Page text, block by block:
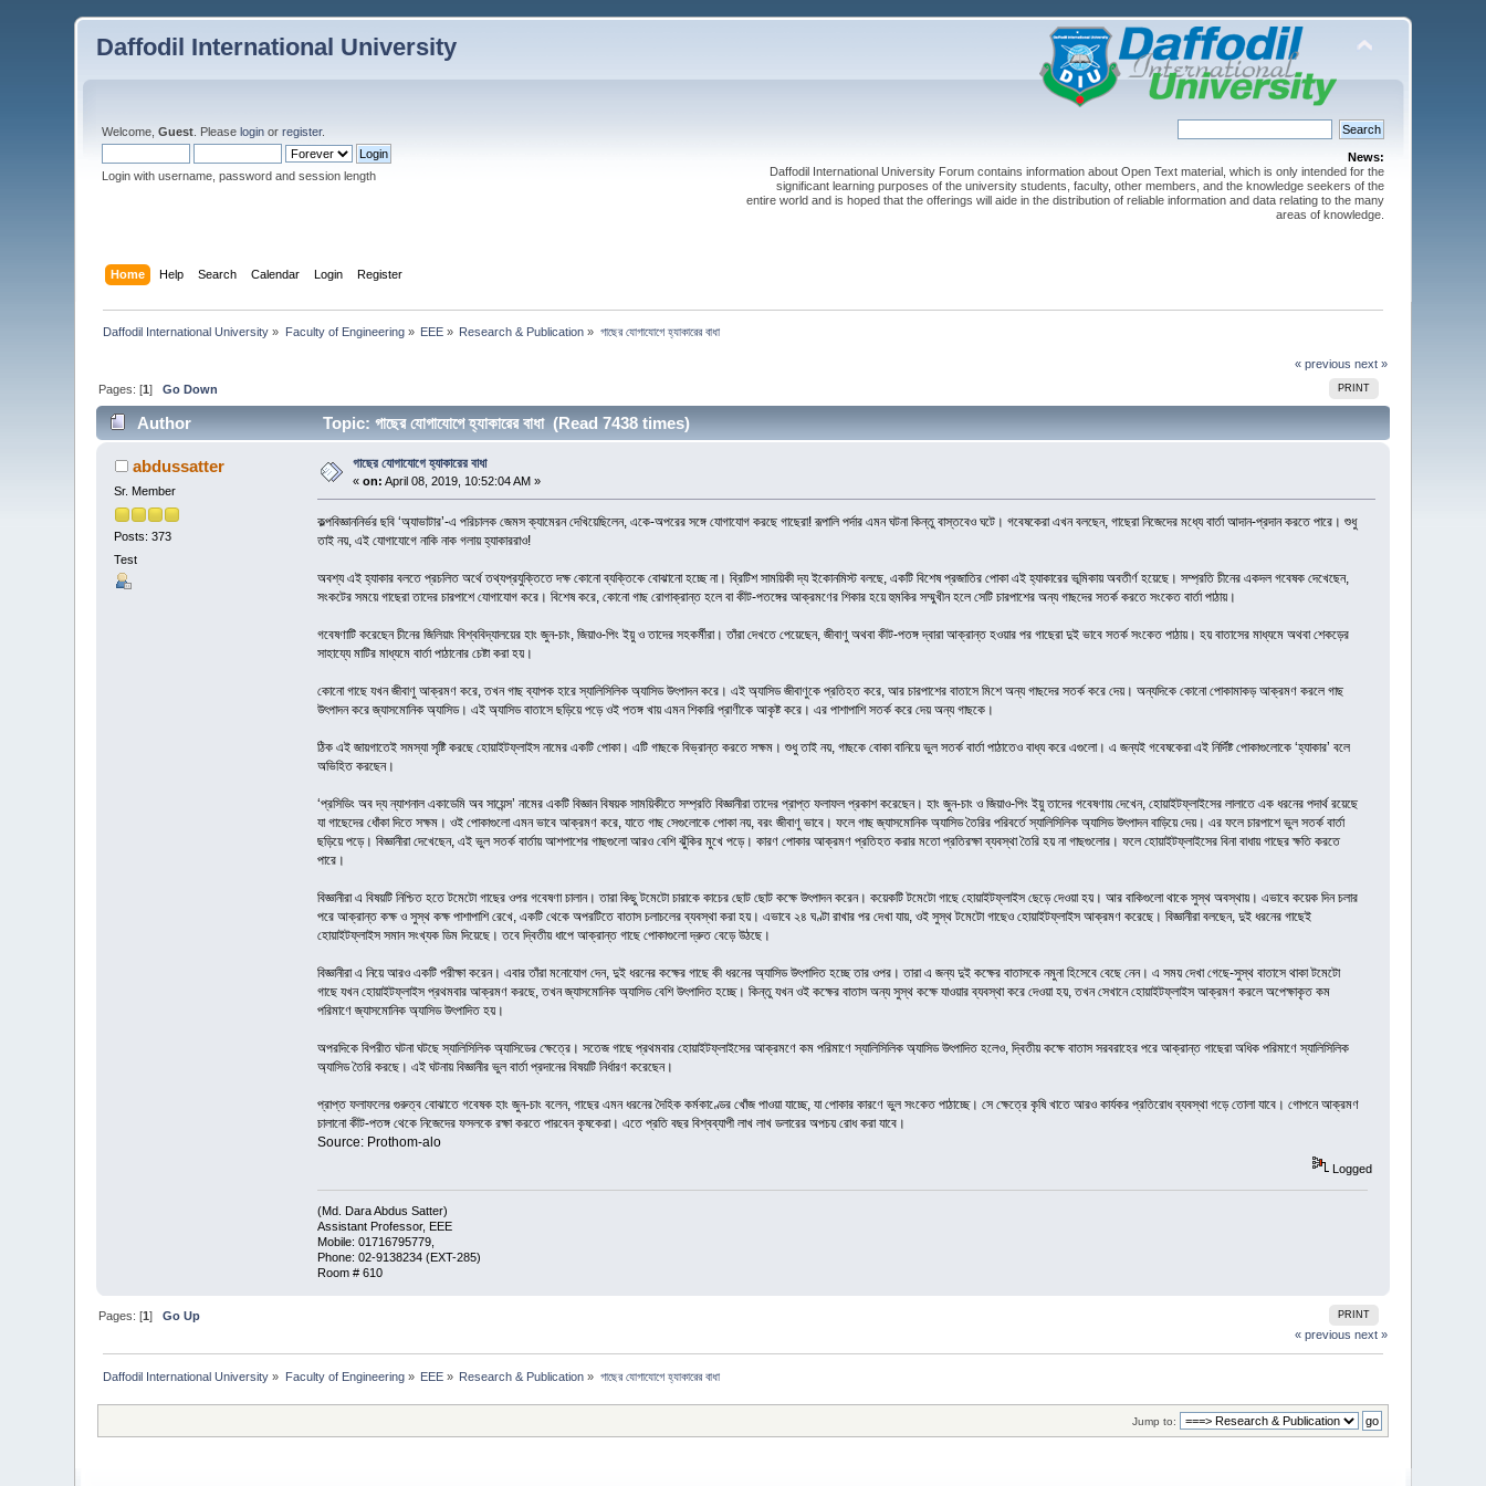
Daffodil International University
Welcome,Guest . Pleaselogin orregister.
Login with username, password and session length
News:
Daffodil International University Forum contains information about Open Text material, which is only intended for the
significant learning purposes of the university students, faculty, other members, and the knowledge seekers of the
entire world and is hoped that the offerings will aide in the distribution of reliable information and data relating to the many
areas of knowledge.
Home Help Search Calendar Login Register
Daffodil International University » Faculty of Engineering» EEE » Research & Publication » গাছের যোগাযোগে হ্যাকারের বাধা
« previous next »
PRINT
Pages: [1]Go Down
Author Topic: গাছের যোগাযোগে হ্যাকারের বাধা (Read 7438 times)
abdussatter
Sr. Member
Posts: 373
Test
গাছের যোগাযোগে হ্যাকারের বাধা
«on: April 08, 2019, 10:52:04 AM »
কল্পবিজ্ঞাননির্ভর ছবি ‘অ্যাভাটার’-এ পরিচালক জেমস ক্যামেরন দেখিয়েছিলেন, একে-অপরের সঙ্গে যোগাযোগ করছে গাছেরা! রূপালি পর্দার এমন ঘটনা কিন্তু বাস্তবেও ঘটে। গবেষকেরা এখন বলছেন, গাছেরা নিজেদের মধ্যে বার্তা আদান-প্রদান করতে পারে। শুধু
তাই নয়, এই যোগাযোগে নাকি নাক গলায় হ্যাকাররাও!
অবশ্য এই হ্যাকার বলতে প্রচলিত অর্থে তথ্যপ্রযুক্তিতে দক্ষ কোনো ব্যক্তিকে বোঝানো হচ্ছে না। ব্রিটিশ সাময়িকী দ্য ইকোনমিস্ট বলছে, একটি বিশেষ প্রজাতির পোকা এই হ্যাকারের ভূমিকায় অবতীর্ণ হয়েছে। সম্প্রতি চীনের একদল গবেষক দেখেছেন,
সংকটের সময়ে গাছেরা তাদের চারপাশে যোগাযোগ করে। বিশেষ করে, কোনো গাছ রোগাক্রান্ত হলে বা কীট-পতঙ্গের আক্রমণের শিকার হয়ে হুমকির সম্মুখীন হলে সেটি চারপাশের অন্য গাছদের সতর্ক করতে সংকেত বার্তা পাঠায়।
গবেষণাটি করেছেন চীনের জিলিয়াং বিশ্ববিদ্যালয়ের হাং জুন-চাং, জিয়াও-পিং ইয়ু ও তাদের সহকর্মীরা। তাঁরা দেখতে পেয়েছেন, জীবাণু অথবা কীট-পতঙ্গ দ্বারা আক্রান্ত হওয়ার পর গাছেরা দুই ভাবে সতর্ক সংকেত পাঠায়। হয় বাতাসের মাধ্যমে অথবা শেকড়ের
সাহায্যে মাটির মাধ্যমে বার্তা পাঠানোর চেষ্টা করা হয়।
কোনো গাছে যখন জীবাণু আক্রমণ করে, তখন গাছ ব্যাপক হারে স্যালিসিলিক অ্যাসিড উৎপাদন করে। এই অ্যাসিড জীবাণুকে প্রতিহত করে, আর চারপাশের বাতাসে মিশে অন্য গাছদের সতর্ক করে দেয়। অন্যদিকে কোনো পোকামাকড় আক্রমণ করলে গাছ
উৎপাদন করে জ্যাসমোনিক অ্যাসিড। এই অ্যাসিড বাতাসে ছড়িয়ে পড়ে ওই পতঙ্গ খায় এমন শিকারি প্রাণীকে আকৃষ্ট করে। এর পাশাপাশি সতর্ক করে দেয় অন্য গাছকে।
ঠিক এই জায়গাতেই সমস্যা সৃষ্টি করছে হোয়াইটফ্লাইস নামের একটি পোকা। এটি গাছকে বিভ্রান্ত করতে সক্ষম। শুধু তাই নয়, গাছকে বোকা বানিয়ে ভুল সতর্ক বার্তা পাঠাতেও বাধ্য করে এগুলো। এ জন্যই গবেষকেরা এই নির্দিষ্ট পোকাগুলোকে ‘হ্যাকার’ বলে
অভিহিত করছেন।
‘প্রসিডিং অব দ্য ন্যাশনাল একাডেমি অব সায়েন্স’ নামের একটি বিজ্ঞান বিষয়ক সাময়িকীতে সম্প্রতি বিজ্ঞানীরা তাদের প্রাপ্ত ফলাফল প্রকাশ করেছেন। হাং জুন-চাং ও জিয়াও-পিং ইয়ু তাদের গবেষণায় দেখেন, হোয়াইটফ্লাইসের লালাতে এক ধরনের পদার্থ রয়েছে
যা গাছেদের ধোঁকা দিতে সক্ষম। ওই পোকাগুলো এমন ভাবে আক্রমণ করে, যাতে গাছ সেগুলোকে পোকা নয়, বরং জীবাণু ভাবে। ফলে গাছ জ্যাসমোনিক অ্যাসিড তৈরির পরিবর্তে স্যালিসিলিক অ্যাসিড উৎপাদন বাড়িয়ে দেয়। এর ফলে চারপাশে ভুল সতর্ক বার্তা
ছড়িয়ে পড়ে। বিজ্ঞানীরা দেখেছেন, এই ভুল সতর্ক বার্তায় আশপাশের গাছগুলো আরও বেশি ঝুঁকির মুখে পড়ে। কারণ পোকার আক্রমণ প্রতিহত করার মতো প্রতিরক্ষা ব্যবস্থা তৈরি হয় না গাছগুলোর। ফলে হোয়াইটফ্লাইসের বিনা বাধায় গাছের ক্ষতি করতে
পারে।
বিজ্ঞানীরা এ বিষয়টি নিশ্চিত হতে টমেটো গাছের ওপর গবেষণা চালান। তারা কিছু টমেটো চারাকে কাচের ছোট ছোট কক্ষে উৎপাদন করেন। কয়েকটি টমেটো গাছে হোয়াইটফ্লাইস ছেড়ে দেওয়া হয়। আর বাকিগুলো থাকে সুস্থ অবস্থায়। এভাবে কয়েক দিন চলার
পরে আক্রান্ত কক্ষ ও সুস্থ কক্ষ পাশাপাশি রেখে, একটি থেকে অপরটিতে বাতাস চলাচলের ব্যবস্থা করা হয়। এভাবে ২৪ ঘণ্টা রাখার পর দেখা যায়, ওই সুস্থ টমেটো গাছেও হোয়াইটফ্লাইস আক্রমণ করেছে। বিজ্ঞানীরা বলছেন, দুই ধরনের গাছেই
হোয়াইটফ্লাইস সমান সংখ্যক ডিম দিয়েছে। তবে দ্বিতীয় ধাপে আক্রান্ত গাছে পোকাগুলো দ্রুত বেড়ে উঠছে।
বিজ্ঞানীরা এ নিয়ে আরও একটি পরীক্ষা করেন। এবার তাঁরা মনোযোগ দেন, দুই ধরনের কক্ষের গাছে কী ধরনের অ্যাসিড উৎপাদিত হচ্ছে তার ওপর। তারা এ জন্য দুই কক্ষের বাতাসকে নমুনা হিসেবে বেছে নেন। এ সময় দেখা গেছে-সুস্থ বাতাসে থাকা টমেটো
গাছে যখন হোয়াইটফ্লাইস প্রথমবার আক্রমণ করছে, তখন জ্যাসমোনিক অ্যাসিড বেশি উৎপাদিত হচ্ছে। কিন্তু যখন ওই কক্ষের বাতাস অন্য সুস্থ কক্ষে যাওয়ার ব্যবস্থা করে দেওয়া হয়, তখন সেখানে হোয়াইটফ্লাইস আক্রমণ করলে অপেক্ষাকৃত কম
পরিমাণে জ্যাসমোনিক অ্যাসিড উৎপাদিত হয়।
অপরদিকে বিপরীত ঘটনা ঘটছে স্যালিসিলিক অ্যাসিডের ক্ষেত্রে। সতেজ গাছে প্রথমবার হোয়াইটফ্লাইসের আক্রমণে কম পরিমাণে স্যালিসিলিক অ্যাসিড উৎপাদিত হলেও, দ্বিতীয় কক্ষে বাতাস সরবরাহের পরে আক্রান্ত গাছেরা অধিক পরিমাণে স্যালিসিলিক
অ্যাসিড তৈরি করছে। এই ঘটনায় বিজ্ঞানীর ভুল বার্তা প্রদানের বিষয়টি নির্ধারণ করেছেন।
প্রাপ্ত ফলাফলের গুরুত্ব বোঝাতে গবেষক হাং জুন-চাং বলেন, গাছের এমন ধরনের দৈহিক কর্মকাণ্ডের খোঁজ পাওয়া যাচ্ছে, যা পোকার কারণে ভুল সংকেত পাঠাচ্ছে। সে ক্ষেত্রে কৃষি খাতে আরও কার্যকর প্রতিরোধ ব্যবস্থা গড়ে তোলা যাবে। গোপনে আক্রমণ
চালানো কীট-পতঙ্গ থেকে নিজেদের ফসলকে রক্ষা করতে পারবেন কৃষকেরা। এতে প্রতি বছর বিশ্বব্যাপী লাখ লাখ ডলারের অপচয় রোধ করা যাবে।
Source: Prothom-alo
Logged
(Md. Dara Abdus Satter)
Assistant Professor, EEE
Mobile: 01716795779,
Phone: 02-9138234 (EXT-285)
Room # 610
PRINT
Pages: [1]Go Up
« previous next »
Daffodil International University » Faculty of Engineering» EEE » Research & Publication » গাছের যোগাযোগে হ্যাকারের বাধা
Jump to: